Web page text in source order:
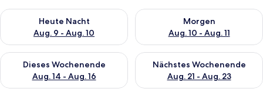
Heute Nacht
Aug. 9 - Aug. 10
Überprüfe die Verfügbarkeit für heute Nacht, Aug. 9 - Aug.
Morgen
Aug. 10 - Aug. 11
Überprüfe die Verfügbarkeit
Dieses Wochenende
Aug. 14 - Aug. 16
Überprüfe die Verfügbarkeit für dieses Wochenende, Aug. 14
Nächstes Wochenende
Aug. 21 - Aug. 23
Überprüfe die Verfügbarkeit